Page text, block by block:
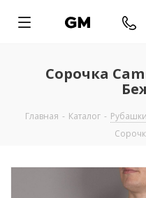
Сорочка
Главная - Каталог - Рубашки